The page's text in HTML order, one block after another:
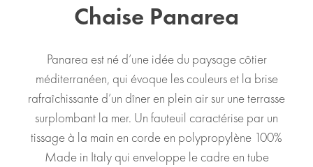
Chaise Panarea
Panarea est né d’une idée du paysage côtier
méditerranéen, qui évoque les couleurs et la brise
rafraîchissante d’un dîner en plein air sur une terrasse
surplombant la mer. Un fauteuil caractérise par un
tissage à la main en corde en polypropylène 100%
Made in Italy qui enveloppe le cadre en tube